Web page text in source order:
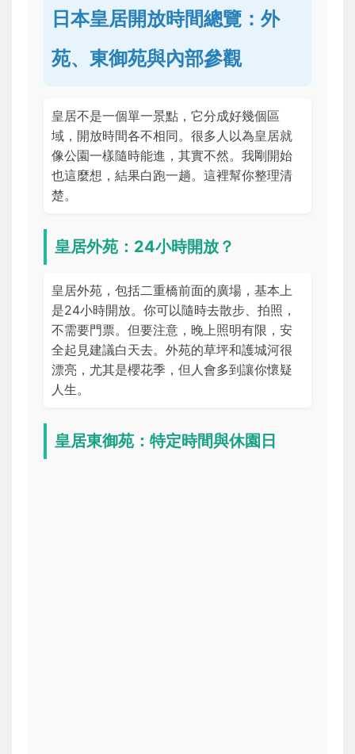
日本皇居開放時間總覽：外
苑、東御苑與內部參觀
皇居不是一個單一景點，它分成好幾個區
域，開放時間各不相同。很多人以為皇居就
像公園一樣隨時能進，其實不然。我剛開始
也這麼想，結果白跑一趟。這裡幫你整理清
楚。
皇居外苑：24小時開放？
皇居外苑，包括二重橋前面的廣場，基本上
是24小時開放。你可以隨時去散步、拍照，
不需要門票。但要注意，晚上照明有限，安
全起見建議白天去。外苑的草坪和護城河很
漂亮，尤其是櫻花季，但人會多到讓你懷疑
人生。
皇居東御苑：特定時間與休園日